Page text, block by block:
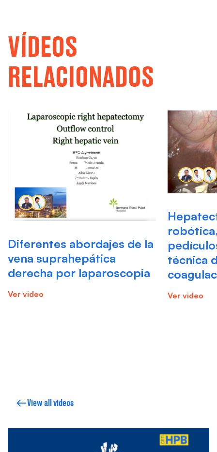
VÍDEOS
RELACIONADOS
Diferentes abordajes de la
vena suprahepática
derecha por laparoscopia
Ver video
técnica
Ver video
View all videos